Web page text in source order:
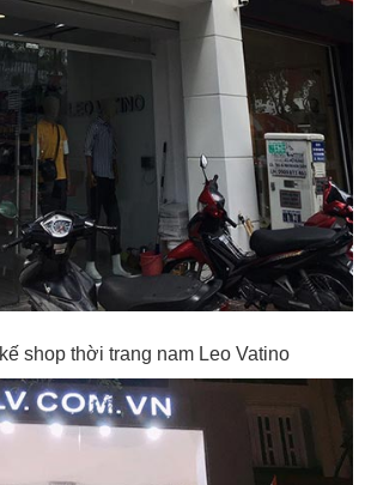
shop thời trang nam Leo Vatino